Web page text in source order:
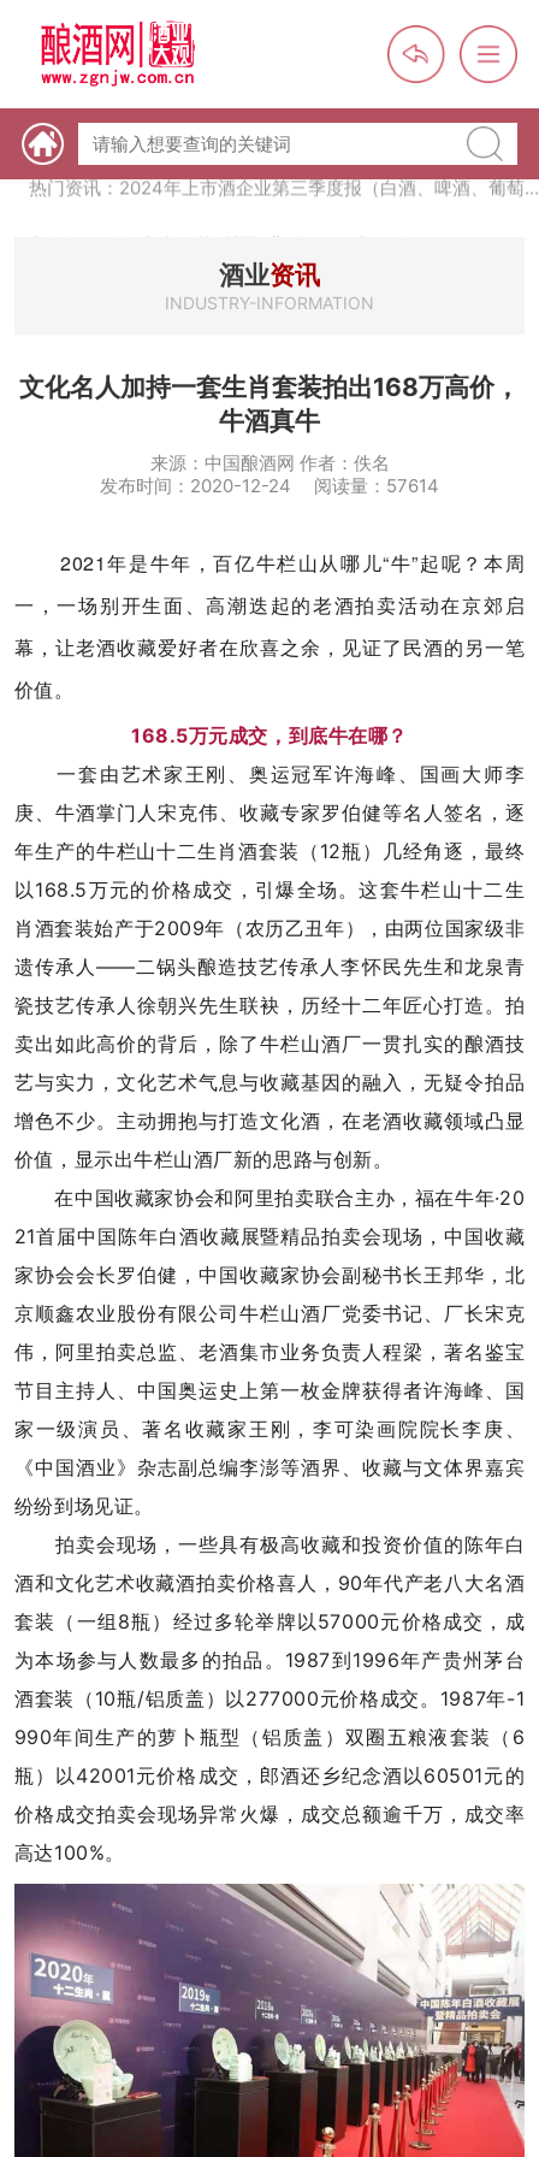
热门资讯：未来，传统酒类经销商群体会消失吗？
热门资讯：首批28个酒品牌入选中国消费名品，不仅仅是荣誉那
么简单
热门资讯：2024年上市酒企业第三季度报（白酒、啤酒、葡萄
酒业资讯
INDUSTRY-INFORMATION
文化名人加持一套生肖套装拍出168万高价，
牛酒真牛
来源：中国酿酒网 作者：佚名
发布时间：2020-12-24 阅读量：57614
2021年是牛年，百亿牛栏山从哪儿“牛”起呢？本周
一，一场别开生面、高潮迭起的老酒拍卖活动在京郊启
幕，让老酒收藏爱好者在欣喜之余，见证了民酒的另一笔
价值。
168.5万元成交，到底牛在哪？
一套由艺术家王刚、奥运冠军许海峰、国画大师李
庚、牛酒掌门人宋克伟、收藏专家罗伯健等名人签名，逐
年生产的牛栏山十二生肖酒套装（12瓶）几经角逐，最终
以168.5万元的价格成交，引爆全场。这套牛栏山十二生
肖酒套装始产于2009年（农历乙丑年），由两位国家级非
遗传承人——二锅头酿造技艺传承人李怀民先生和龙泉青
瓷技艺传承人徐朝兴先生联袂，历经十二年匠心打造。拍
卖出如此高价的背后，除了牛栏山酒厂一贯扎实的酿酒技
艺与实力，文化艺术气息与收藏基因的融入，无疑令拍品
增色不少。主动拥抱与打造文化酒，在老酒收藏领域凸显
价值，显示出牛栏山酒厂新的思路与创新。
在中国收藏家协会和阿里拍卖联合主办，福在牛年·20
21首届中国陈年白酒收藏展暨精品拍卖会现场，中国收藏
家协会会长罗伯健，中国收藏家协会副秘书长王邦华，北
京顺鑫农业股份有限公司牛栏山酒厂党委书记、厂长宋克
伟，阿里拍卖总监、老酒集市业务负责人程梁，著名鉴宝
节目主持人、中国奥运史上第一枚金牌获得者许海峰、国
家一级演员、著名收藏家王刚，李可染画院院长李庚、
《中国酒业》杂志副总编李澎等酒界、收藏与文体界嘉宾
纷纷到场见证。
拍卖会现场，一些具有极高收藏和投资价值的陈年白
酒和文化艺术收藏酒拍卖价格喜人，90年代产老八大名酒
套装（一组8瓶）经过多轮举牌以57000元价格成交，成
为本场参与人数最多的拍品。1987到1996年产贵州茅台
酒套装（10瓶/铝质盖）以277000元价格成交。1987年-1
990年间生产的萝卜瓶型（铝质盖）双圈五粮液套装（6
瓶）以42001元价格成交，郎酒还乡纪念酒以60501元的
价格成交拍卖会现场异常火爆，成交总额逾千万，成交率
高达100%。